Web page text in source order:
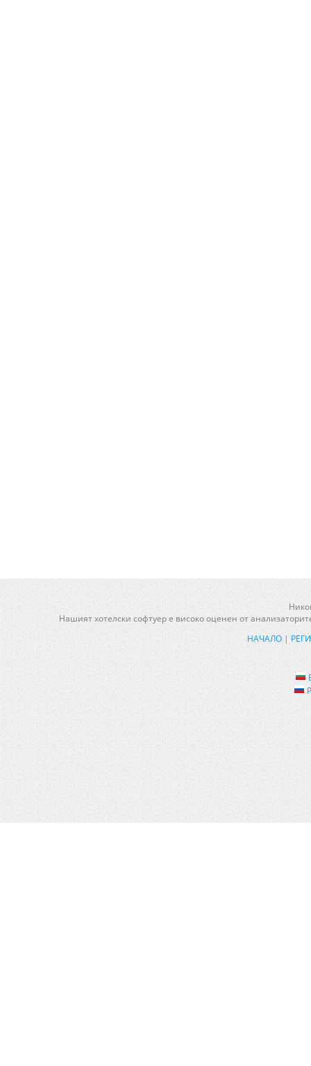
Нашият хотелски софтуер е високо оценен от
НАЧАЛО |